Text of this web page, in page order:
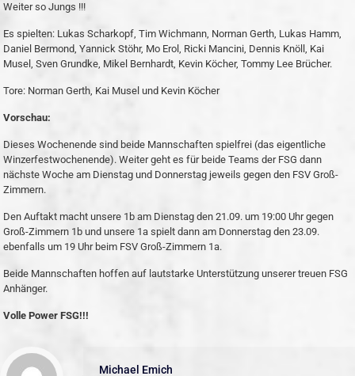
Weiter so Jungs !!!
Es spielten: Lukas Scharkopf, Tim Wichmann, Norman Gerth, Lukas Hamm,
Daniel Bermond, Yannick Stöhr, Mo Erol, Ricki Mancini, Dennis Knöll, Kai
Musel, Sven Grundke, Mikel Bernhardt, Kevin Köcher, Tommy Lee Brücher.
Tore: Norman Gerth, Kai Musel und Kevin Köcher
Vorschau:
Dieses Wochenende sind beide Mannschaften spielfrei (das eigentliche
Winzerfestwochenende). Weiter geht es für beide Teams der FSG dann
nächste Woche am Dienstag und Donnerstag jeweils gegen den FSV Groß-
Zimmern.
Den Auftakt macht unsere 1b am Dienstag den 21.09. um 19:00 Uhr gegen
Groß-Zimmern 1b und unsere 1a spielt dann am Donnerstag den 23.09.
ebenfalls um 19 Uhr beim FSV Groß-Zimmern 1a.
Beide Mannschaften hoffen auf lautstarke Unterstützung unserer treuen FSG
Anhänger.
Volle Power FSG!!!
Michael Emich